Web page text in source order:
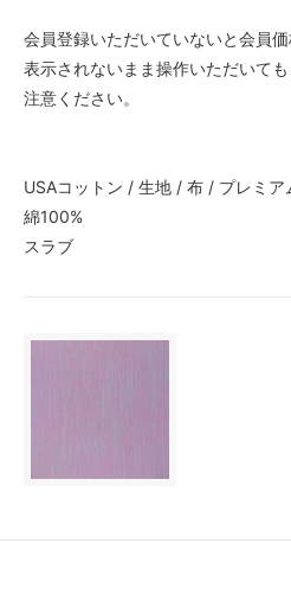
会員登録いただいていないと会員価
表示されないまま操作いただいて
注意ください。
USAコットン / 生地 / 布 / プレミ
綿100%
スラブ